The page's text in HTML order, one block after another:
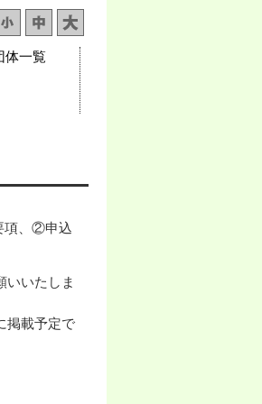
体一覧
項、②申込
いいたしま
掲載予定で